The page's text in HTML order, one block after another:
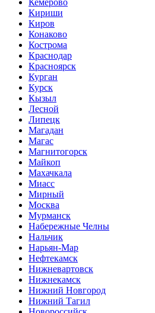
Кемерово
Кириши
Киров
Конаково
Кострома
Краснодар
Красноярск
Курган
Курск
Кызыл
Лесной
Липецк
Магадан
Магас
Магнитогорск
Майкоп
Махачкала
Миасс
Мирный
Москва
Мурманск
Набережные Челны
Нальчик
Нарьян-Мар
Нефтекамск
Нижневартовск
Нижнекамск
Нижний Новгород
Нижний Тагил